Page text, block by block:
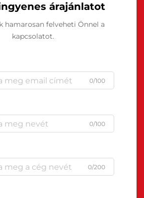
árajánlatot
hamarosan felveheti Önnel a
kapcsolatot.
0/100
0/100
0/200